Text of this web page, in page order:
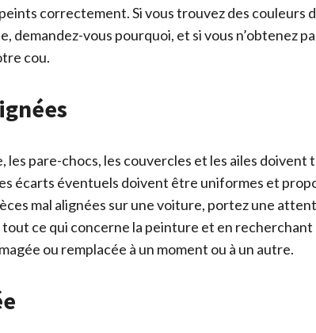
correctement. Si vous trouvez des couleurs
demandez-vous pourquoi, et si vous n’obtenez
cou.
les pare-chocs, les couvercles et les ailes doivent
écarts éventuels doivent être uniformes et
mal alignées sur une voiture, portez une
ce qui concerne la peinture et en recherchant
ou remplacée à un moment ou à un autre.